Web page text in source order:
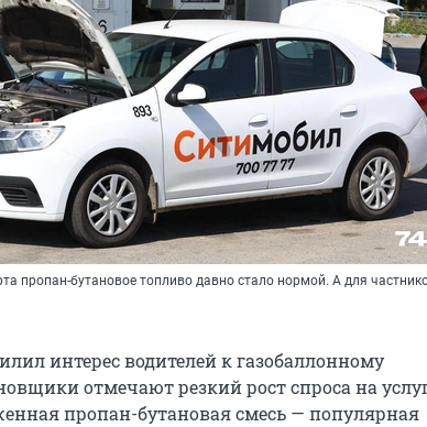
пропан-бутановое топливо давно стало нормой. А для
интерес водителей к газобаллонному
отмечают резкий рост спроса на
пропан-бутановая смесь — популярная